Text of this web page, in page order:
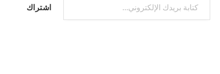
اشتراك